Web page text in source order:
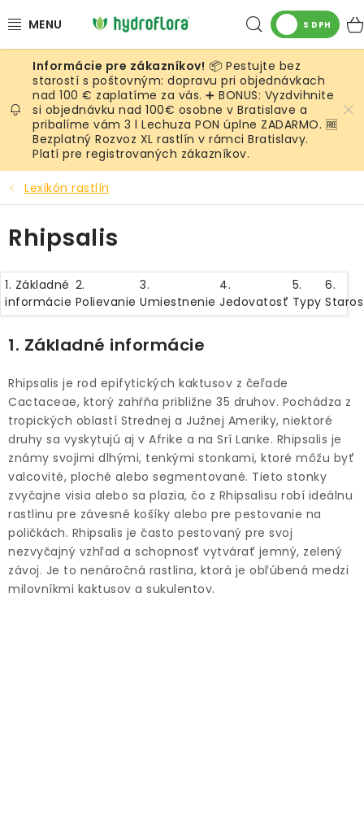
na
Hľadať
S DPH
RASTLINY
UMELÉ RASTLINY
KVETINÁČE
SUBSTRÁTY A PRÍSLUŠENSTVO
SERVIS INTERIÉROVEJ ZELENE
MACHY
MACHOVÉ STENY
INTERIÉROVÉ DEKORÁCIE
BLOG
NA OBJEDNÁVKU
AKCIA
📦 Pestujte bez
starostí s poštovným: dopravu pri objednávkach
nad 100 € zaplatíme za vás. ➕ BONUS: Vyzdvihnite
si objednávku nad 100€ osobne v Bratislave a
pribalíme vám 3 l Lechuza PON úplne ZADARMO. 🆓
Bezplatný Rozvoz XL rastlín v rámci Bratislavy.
Platí pre registrovaných zákazníkov.
Lexikón rastlín
Rhipsalis
1. Základné
informácie
2.
Polievanie
3.
Umiestnenie
4.
Jedovatosť
5.
Typy
6.
1. Základné informácie
Rhipsalis je rod epifytických kaktusov z čeľade
Cactaceae, ktorý zahŕňa približne 35 druhov. Pochádza z
tropických oblastí Strednej a Južnej Ameriky, niektoré
druhy sa vyskytujú aj v Afrike a na Srí Lanke. Rhipsalis je
známy svojimi dlhými, tenkými stonkami, ktoré môžu byť
valcovité, ploché alebo segmentované. Tieto stonky
zvyčajne visia alebo sa plazia, čo z Rhipsalisu robí ideálnu
rastlinu pre závesné košíky alebo pre pestovanie na
poličkách. Rhipsalis je často pestovaný pre svoj
nezvyčajný vzhľad a schopnosť vytvárať jemný, zelený
závoj. Je to nenáročná rastlina, ktorá je obľúbená medzi
milovníkmi kaktusov a sukulentov.